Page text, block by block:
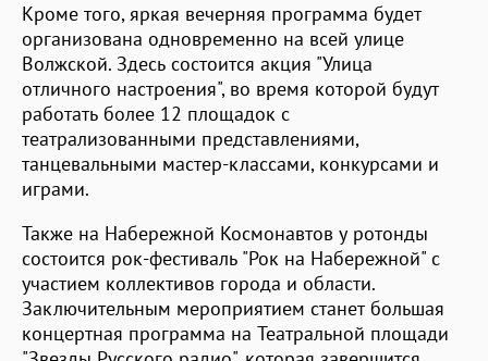
Кроме того, яркая вечерняя программа будет
организована одновременно на всей улице
Волжской. Здесь состоится акция "Улица
отличного настроения", во время которой будут
работать более 12 площадок с
театрализованными представлениями,
танцевальными мастер-классами, конкурсами и
играми.
Также на Набережной Космонавтов у ротонды
состоится рок-фестиваль "Рок на Набережной" с
участием коллективов города и области.
Заключительным мероприятием станет большая
концертная программа на Театральной площади